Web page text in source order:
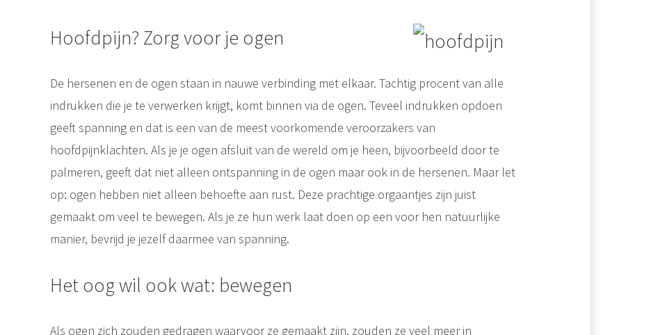
Hoofdpijn? Zorg voor je ogen
De hersenen en de ogen staan in nauwe verbinding met elkaar. Tachtig procent van alle
indrukken die je te verwerken krijgt, komt binnen via de ogen. Teveel indrukken opdoen
geeft spanning en dat is een van de meest voorkomende veroorzakers van
hoofdpijnklachten. Als je je ogen afsluit van de wereld om je heen, bijvoorbeeld door te
palmeren, geeft dat niet alleen ontspanning in de ogen maar ook in de hersenen. Maar let
op: ogen hebben niet alleen behoefte aan rust. Deze prachtige orgaantjes zijn juist
gemaakt om veel te bewegen. Als je ze hun werk laat doen op een voor hen natuurlijke
manier, bevrijd je jezelf daarmee van spanning.
Het oog wil ook wat: bewegen
Als ogen zich zouden gedragen waarvoor ze gemaakt zijn, zouden ze veel meer in